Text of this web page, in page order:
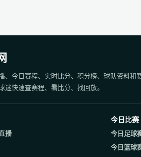
、今日赛程、实时比分、积分榜、球队资料
迷快速查赛程、看比分、找回放。
播
今日比赛
今日足球
今日篮球